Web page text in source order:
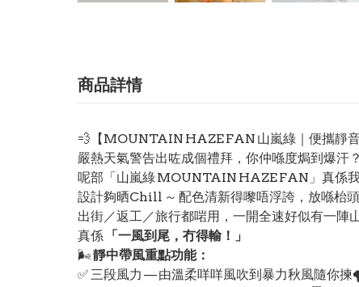
商品詳情
💨【MOUNTAIN HAZE FAN 山嵐綠｜便攜靜
嚴熱天氣警告出咗成個禮拜，你仲喺度焗到爆汗
呢部「山嵐綠 MOUNTAIN HAZE FAN」真係
設計夠晒Chill ～ 配色清新得嚟唔浮誇，放喺枱
出街／返工／旅行都啱用，一開全速好似有一陣
真係 「一風到尾，冇得輸！」
🌬️靜中帶風重點功能：
✅ 三段風力 — 由溫柔咩咩風吹到暴力秋風隨你